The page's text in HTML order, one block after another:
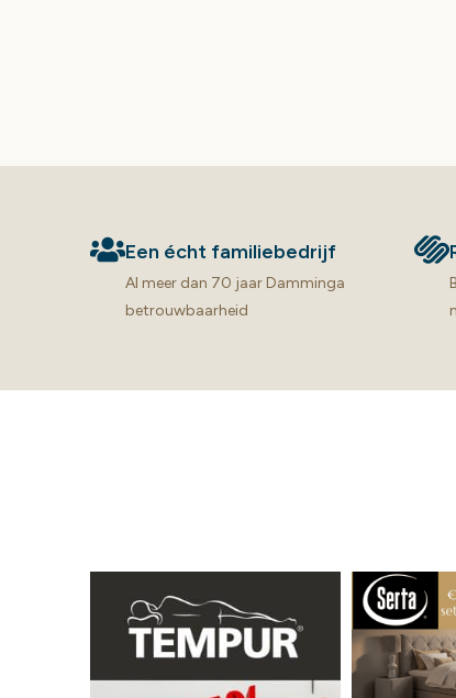
Een écht familiebedrijf
Al meer dan 70 jaar Damminga
betrouwbaarheid